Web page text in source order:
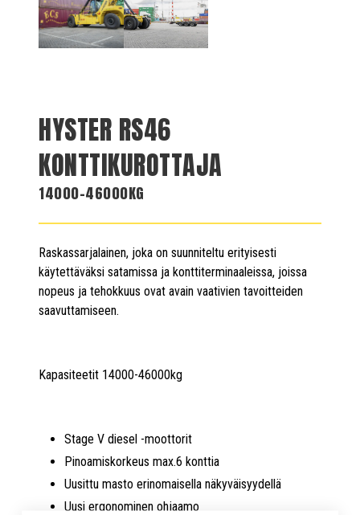
HYSTER RS46
KONTTIKUROTTAJA
14000-46000KG
Raskassarjalainen, joka on suunniteltu erityisesti
käytettäväksi satamissa ja konttiterminaaleissa, joissa
nopeus ja tehokkuus ovat avain vaativien tavoitteiden
saavuttamiseen.
Kapasiteetit 14000-46000kg
Stage V diesel -moottorit
Pinoamiskorkeus max.6 konttia
Uusittu masto erinomaisella näkyväisyydellä
Uusi ergonominen ohjaamo